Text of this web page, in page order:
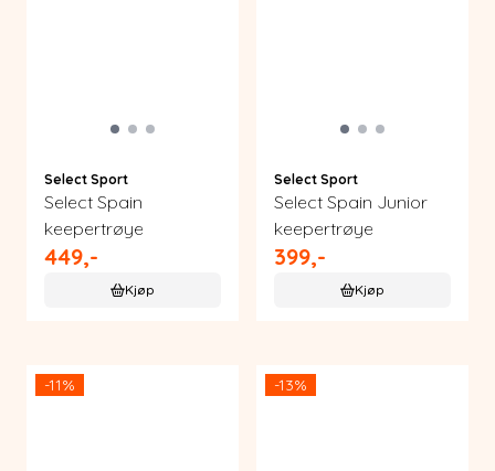
Select Sport
Select Spain
keepertrøye
449,-
Kjøp
Select Sport
Select Spain Junior
keepertrøye
399,-
Kjøp
-11% -13%